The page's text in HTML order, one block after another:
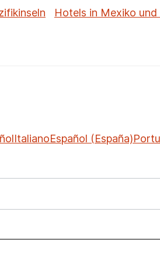
Hotels in Mexiko
ItalianoEspañol (España)